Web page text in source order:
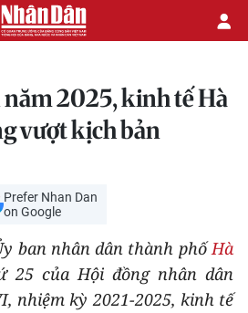
năm 2025, kinh tế Hà
vượt kịch bản
Prefer Nhan Dan
on Google
ban nhân dân thành phốHà
25 của Hội đồng nhân dân
nhiệm kỳ 2021-2025, kinh tế